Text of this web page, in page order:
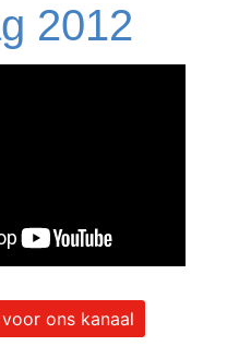
2012
ons kanaal